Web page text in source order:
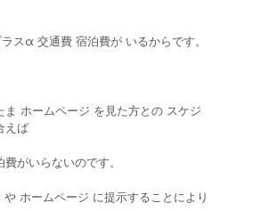
スα 交通費 宿泊費が いるからです。
ま ホームページ を見た方との スケジ
えば
がいらないのです。
ホームページ に提示することにより